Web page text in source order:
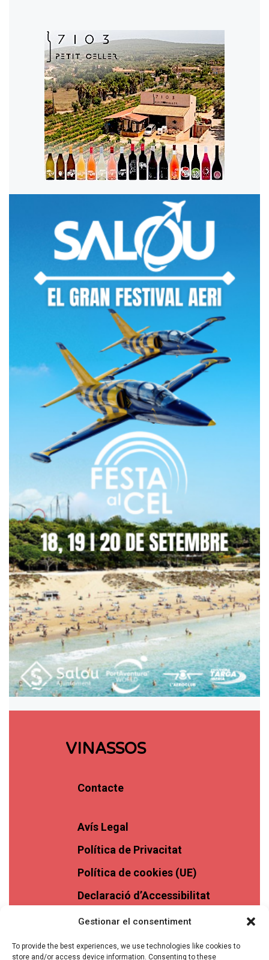
Gestionar el consentiment
To provide the best experiences, we use technologies like cookies to
store and/or access device information. Consenting to these
VINASSOS
Contacte
Avís Legal
Política de Privacitat
Política de cookies (UE)
Declaració d’Accessibilitat